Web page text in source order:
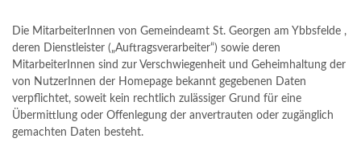
Die MitarbeiterInnen von Gemeindeamt St. Georgen am Ybbsfelde ,
deren Dienstleister („Auftragsverarbeiter“) sowie deren
MitarbeiterInnen sind zur Verschwiegenheit und Geheimhaltung der
von NutzerInnen der Homepage bekannt gegebenen Daten
verpflichtet, soweit kein rechtlich zulässiger Grund für eine
Übermittlung oder Offenlegung der anvertrauten oder zugänglich
gemachten Daten besteht.